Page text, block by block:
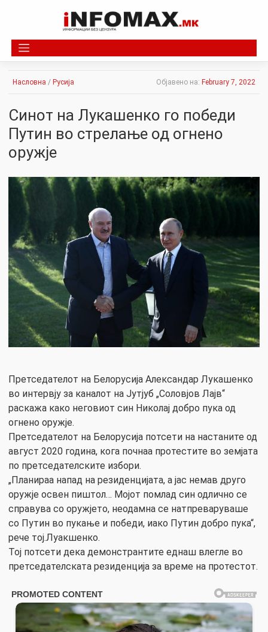
Насловна / Русија Објавено на: February 7, 2022
Синот на Лукашенко го победи
Путин во стрeлaње од огнeно
оpужје
Претседателот на Белорусија Александар Лукашенко
во интервју за каналот на Јутјуб „Соловјов Лајв“
раскажа како неговиот син Николај добро пука од
огнено оружје.
Претседателот на Белорусија потсети на настаните од
август 2020 година, кога почнаа протестите во земјата
по претседателските избори.
„Планираа напад на резиденцијата, а јас немав друго
оружје освен пиштол… Мојот помлад син одлично се
справува со оружјето, неодамна се натпреваруваше
со Путин во пукање и победи, иако Путин добро пука“,
рече тој.Луакшенко.
Тој потсети дека демонстрантите еднаш влегле во
претседателската резиденција за време на протестот.